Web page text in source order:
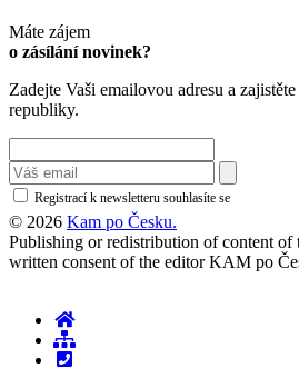
Máte zájem
o zásílání novinek?
Zadejte Vaši emailovou adresu a
republiky.
Registrací k newsletteru souhlasíte se
© 2026 Kam po Česku.
Publishing or redistribution of content of
written consent of the editor KAM po